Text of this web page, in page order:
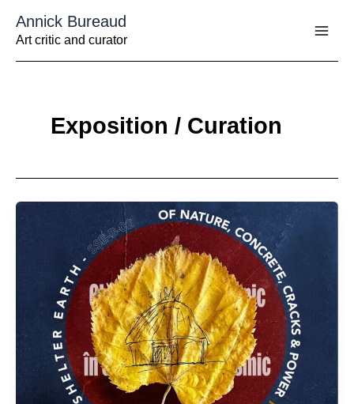
contenu
Annick Bureaud
Art critic and curator
Exposition / Curation